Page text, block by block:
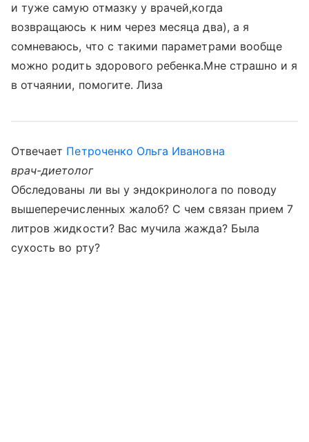
и туже самую отмазку у врачей,когда
возвращаюсь к ним через месяца два), а я
сомневаюсь, что с такими параметрами вообще
можно родить здорового ребенка.Мне страшно и я
в отчаянии, помогите. Лиза
Отвечает Петроченко Ольга Ивановна
врач-диетолог
Обследованы ли вы у эндокринолога по поводу
вышеперечисленных жалоб? С чем связан прием 7
литров жидкости? Вас мучила жажда? Была
сухость во рту?